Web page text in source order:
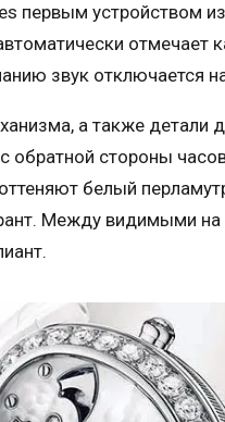
первым устройством
звук отключается
а также детали
обратной стороны
белый
Между видимыми на